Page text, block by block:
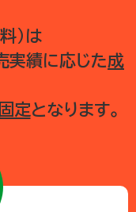
）は
実績に応じた成
定となります。